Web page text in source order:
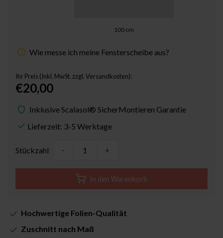
100 cm
Wie messe ich meine Fensterscheibe aus?
Ihr Preis (Inkl. MwSt. zzgl. Versandkosten):
€20,00
Inklusive Scalasol® SicherMontieren Garantie
Lieferzeit: 3-5 Werktage
Stückzahl - +
In den Warenkorb
Hochwertige Folien-Qualität
Zuschnitt nach Maß